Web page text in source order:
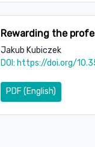
Rewarding the
Jakub Kubiczek
DOI: https://doi.org/
PDF (English)